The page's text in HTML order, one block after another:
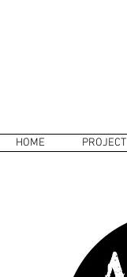
HOME PROJECT